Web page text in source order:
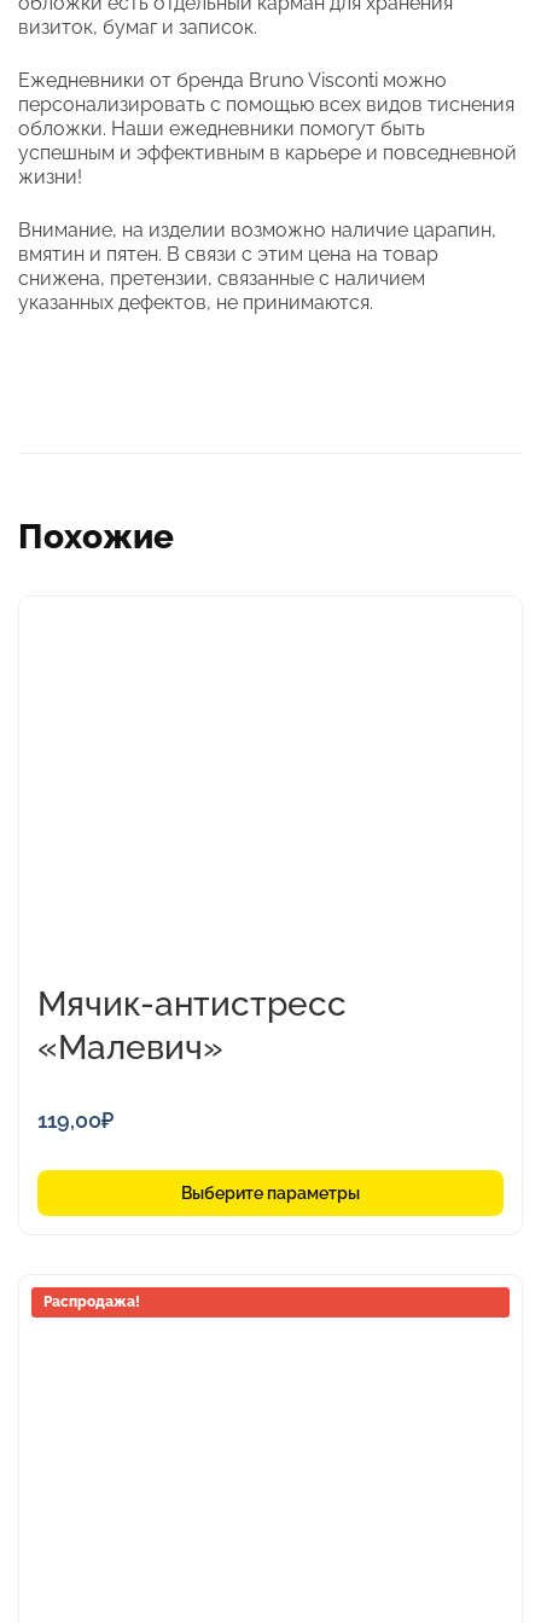
визиток, бумаг и записок.
Ежедневники от бренда Bruno Visconti можно
персонализировать с помощью всех видов тиснения
обложки. Наши ежедневники помогут быть
успешным и эффективным в карьере и повседневной
жизни!
Внимание, на изделии возможно наличие царапин,
вмятин и пятен. В связи с этим цена на товар
снижена, претензии, связанные с наличием
указанных дефектов, не принимаются.
Похожие
Мячик-антистресс
«Малевич»
119,00₽
Выберите параметры
Распродажа!